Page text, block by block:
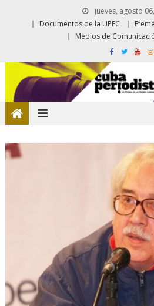
jueves, agosto
Documentos de la UPEC
Medios de